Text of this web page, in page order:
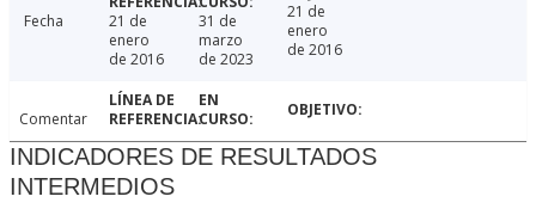
Fecha
21 de
enero
de 2016
31 de
marzo
de 2023
21 de
enero
de 2016
Comentar
INDICADORES DE RESULTADOS
INTERMEDIOS